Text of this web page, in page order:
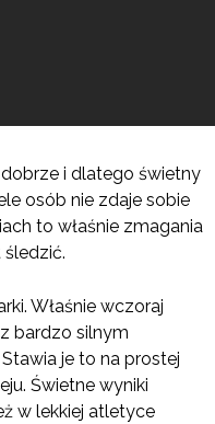
i dlatego świetny
osób nie zdaje sobie
to właśnie zmagania
Właśnie wczoraj
bardzo silnym
je to na prostej
Świetne wyniki
w lekkiej atletyce